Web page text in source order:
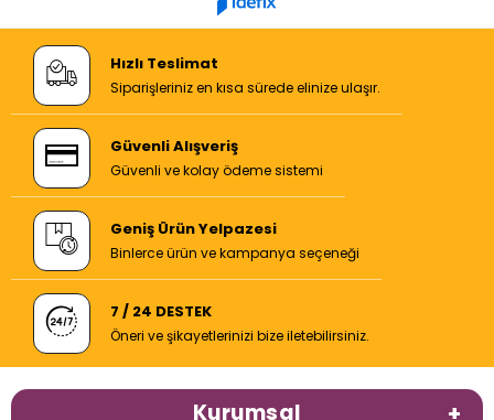
Hızlı Teslimat
Siparişleriniz en kısa sürede elinize ulaşır.
Güvenli Alışveriş
Güvenli ve kolay ödeme sistemi
Geniş Ürün Yelpazesi
Binlerce ürün ve kampanya seçeneği
7 / 24 DESTEK
Öneri ve şikayetlerinizi bize iletebilirsiniz.
Kurumsal